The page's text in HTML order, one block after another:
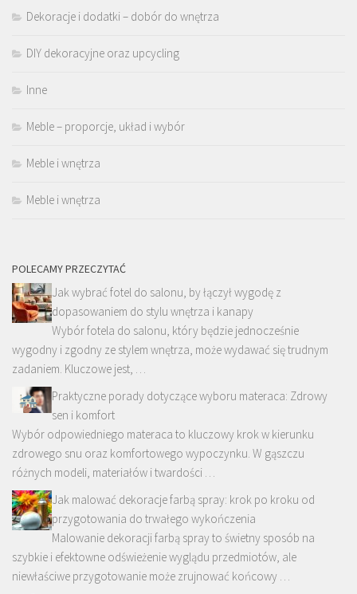
Dekoracje i dodatki – dobór do wnętrza
DIY dekoracyjne oraz upcycling
Inne
Meble – proporcje, układ i wybór
Meble i wnętrza
Meble i wnętrza
POLECAMY PRZECZYTAĆ
Jak wybrać fotel do salonu, by łączył wygodę z
dopasowaniem do stylu wnętrza i kanapy
Wybór fotela do salonu, który będzie jednocześnie
wygodny i zgodny ze stylem wnętrza, może wydawać się trudnym
zadaniem. Kluczowe jest, …
Praktyczne porady dotyczące wyboru materaca: Zdrowy
sen i komfort
Wybór odpowiedniego materaca to kluczowy krok w kierunku
zdrowego snu oraz komfortowego wypoczynku. W gąszczu
różnych modeli, materiałów i twardości …
Jak malować dekoracje farbą spray: krok po kroku od
przygotowania do trwałego wykończenia
Malowanie dekoracji farbą spray to świetny sposób na
szybkie i efektowne odświeżenie wyglądu przedmiotów, ale
niewłaściwe przygotowanie może zrujnować końcowy …